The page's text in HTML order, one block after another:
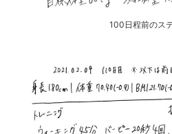
100日程前のス